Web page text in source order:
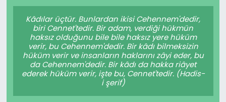
Kâdılar üçtür. Bunlardan ikisi Cehennem'dedir,
biri Cennet'tedir. Bir adam, verdiği hükmün
haksız olduğunu bile bile haksız yere hüküm
verir, bu Cehennem'dedir. Bir kâdı bilmeksizin
hüküm verir ve insanların haklarını zâyi eder, bu
da Cehennem'dedir. Bir kâdı da hakka riâyet
ederek hüküm verir, işte bu, Cennet'tedir. (Hadis-
i şerif)
Gündem
KKTC
KKTC YEREL SEÇİM 2018
Kültür Sanat